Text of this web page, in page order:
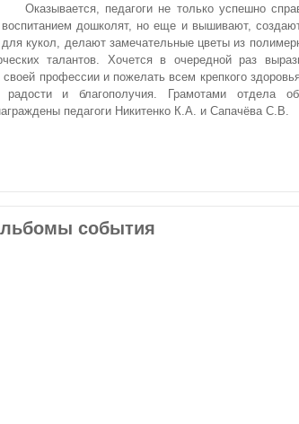
Оказывается, педагоги не только успешно
воспитанием дошколят, но еще и вышивают,
для кукол, делают замечательные цветы из
талантов. Хочется в очередной раз
профессии и пожелать всем крепкого
и благополучия. Грамотами отдела
педагоги Никитенко К.А. и Сапачёва С.В.
события